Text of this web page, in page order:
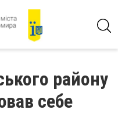
району
себе